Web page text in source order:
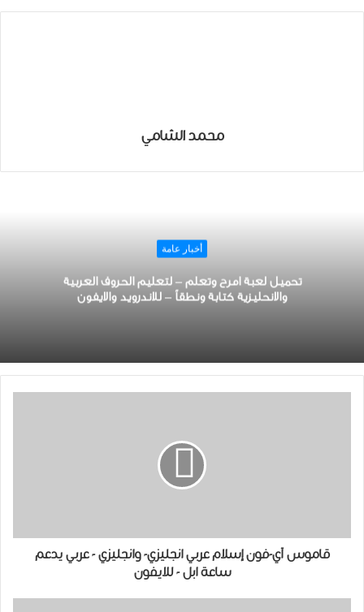
محمد الشامي
أخبار عامة
تحميل لعبة امرح وتعلم – لتعليم الحروف العربية
والانحليزية كتابة ونطقاً – للاندرويد والايفون
قاموس آي-فون إسلام عربي انجليزي- وانجليزي - عربي يدعم
ساعة ابل - للايفون